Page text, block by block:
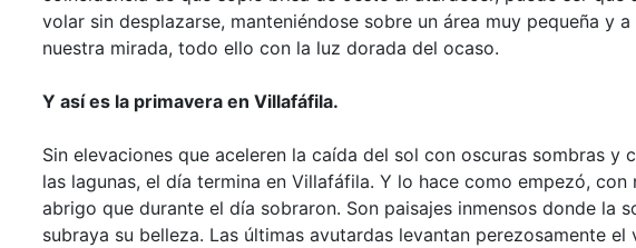
volar sin desplazarse, manteniéndose sobre un área muy pequeña y
nuestra mirada, todo ello con la luz dorada del ocaso.
Y así es la primavera en Villafáfila.
Sin elevaciones que aceleren la caída del sol con oscuras sombras
las lagunas, el día termina en Villafáfila. Y lo hace como empezó,
abrigo que durante el día sobraron. Son paisajes inmensos donde la
subraya su belleza. Las últimas avutardas levantan perezosamente